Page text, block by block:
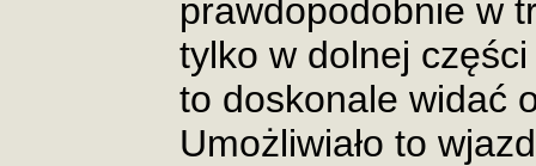
prawdopodobnie w
tylko w dolnej
to doskonale widać
Umożliwiało to